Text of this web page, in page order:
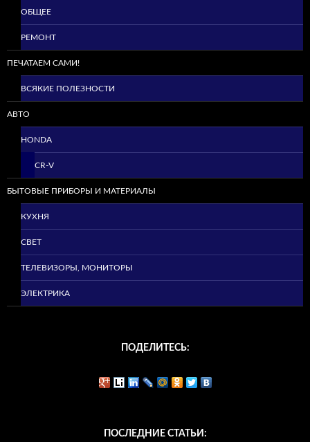
ОБЩЕЕ
РЕМОНТ
ПЕЧАТАЕМ САМИ!
ВСЯКИЕ ПОЛЕЗНОСТИ
АВТО
HONDA
CR-V
БЫТОВЫЕ ПРИБОРЫ И МАТЕРИАЛЫ
КУХНЯ
СВЕТ
ТЕЛЕВИЗОРЫ, МОНИТОРЫ
ЭЛЕКТРИКА
ПОДЕЛИТЕСЬ:
ПОСЛЕДНИЕ СТАТЬИ: